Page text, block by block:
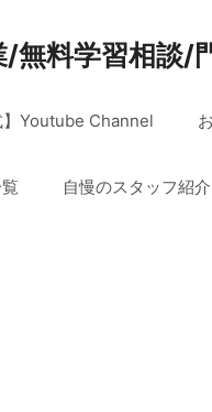
料学習相談/
】Youtube Channel
自慢のスタッフ紹介